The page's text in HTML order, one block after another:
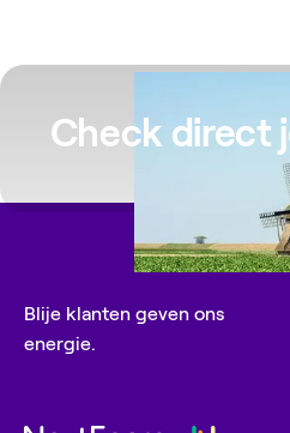
Check direct
Blije klanten geven ons
energie.